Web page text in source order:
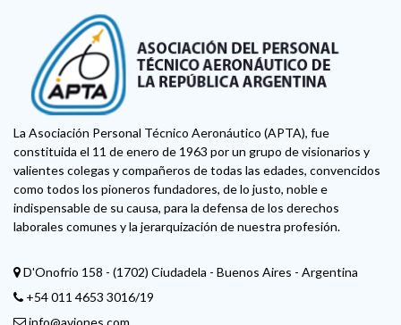
La Asociación Personal Técnico Aeronáutico (APTA), fue
constituida el 11 de enero de 1963 por un grupo de visionarios y
valientes colegas y compañeros de todas las edades, convencidos
como todos los pioneros fundadores, de lo justo, noble e
indispensable de su causa, para la defensa de los derechos
laborales comunes y la jerarquización de nuestra profesión.
D'Onofrio 158 - (1702) Ciudadela - Buenos Aires - Argentina
+54 011 4653 3016/19